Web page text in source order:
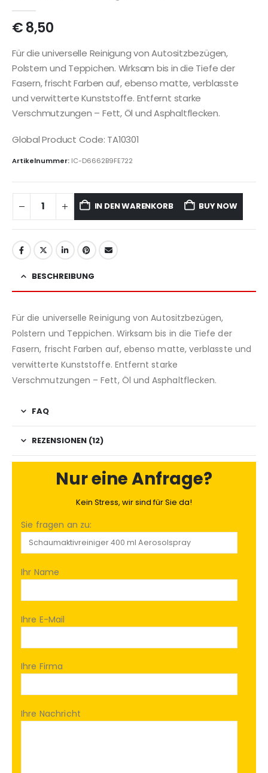
€8,50
Für die universelle Reinigung von Autositzbezügen,
Polstern und Teppichen. Wirksam bis in die Tiefe der
Fasern, frischt Farben auf, ebenso matte, verblasste
und verwitterte Kunststoffe. Entfernt starke
Verschmutzungen – Fett, Öl und Asphaltflecken.
Global Product Code: TA10301
Artikelnummer: IC-D6662B9FE722
IN DEN WARENKORB BUY NOW
BESCHREIBUNG
Für die universelle Reinigung von Autositzbezügen,
Polstern und Teppichen. Wirksam bis in die Tiefe der
Fasern, frischt Farben auf, ebenso matte, verblasste und
verwitterte Kunststoffe. Entfernt starke
Verschmutzungen – Fett, Öl und Asphaltflecken.
FAQ
REZENSIONEN (12)
Nur eine Anfrage?
Kein Stress, wir sind für Sie da!
Sie fragen an zu:
Ihr Name
Ihre E-Mail
Ihre Firma
Ihre Nachricht